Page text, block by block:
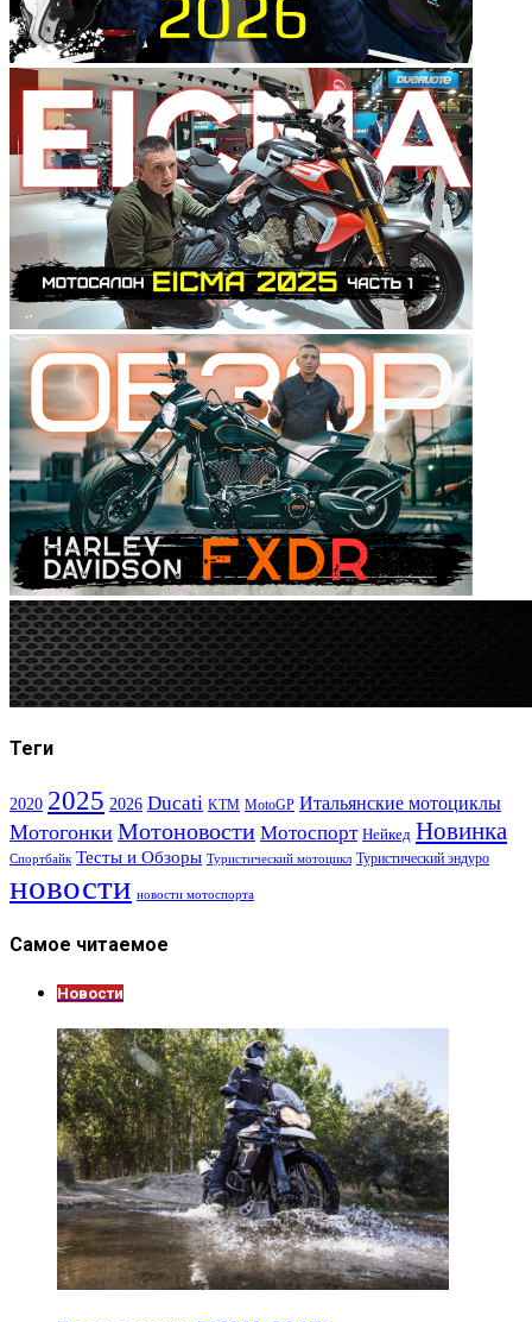
Теги
2020 2025 2026 Ducati KTM MotoGP Итальянские мотоциклы
Мотогонки Мотоновости Мотоспорт Нейкед Новинка
Спортбайк Тесты и Обзоры Туристический мотоцикл Туристический эндуро
новости новости мотоспорта
Самое читаемое
Новости